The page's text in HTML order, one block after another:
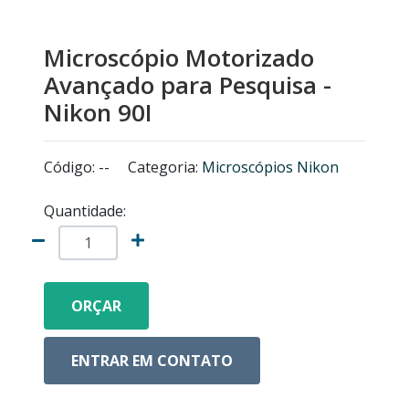
EQUIPAMENTOS ANALÍTICOS
LISTA DE EQUIPAMENTOS
MICRÓTOMOS
MODELOS ANATÔMICOS
ACESSÓRIOS PARA MICROSCÓPIOS
MICROSCÓPIOS COM CÂMERA
Microscópio Motorizado
Avançado para Pesquisa -
Nikon 90I
Código: -- Categoria: Microscópios Nikon
Quantidade:
ORÇAR
ENTRAR EM CONTATO